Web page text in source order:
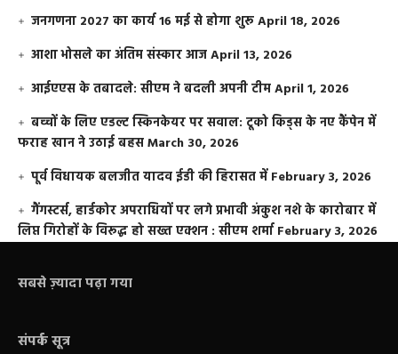
जनगणना 2027 का कार्य 16 मई से होगा शुरूApril 18, 2026
आशा भोसले का अंतिम संस्कार आजApril 13, 2026
आईएएस के तबादले: सीएम ने बदली अपनी टीमApril 1, 2026
बच्चों के लिए एडल्ट स्किनकेयर पर सवाल: टूको किड्स के नए कैंपेन में
फराह खान ने उठाई बहसMarch 30, 2026
पूर्व विधायक बलजीत यादव ईडी की हिरासत में February 3, 2026
गैंगस्टर्स, हार्डकोर अपराधियों पर लगे प्रभावी अंकुश नशे के कारोबार में
लिप्त गिरोहों के विरूद्ध हो सख्त एक्शन : सीएम शर्मा February 3, 2026
सबसे ज़्यादा पढ़ा गया
संपर्क सूत्र